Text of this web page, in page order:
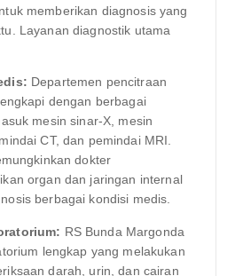
memberikan diagnosis yang
Layanan diagnostik utama
Departemen pencitraan
dengan berbagai
mesin sinar-X, mesin
CT, dan pemindai MRI.
dokter
organ dan jaringan internal
berbagai kondisi medis.
RS Bunda Margonda
lengkap yang melakukan
darah, urin, dan cairan